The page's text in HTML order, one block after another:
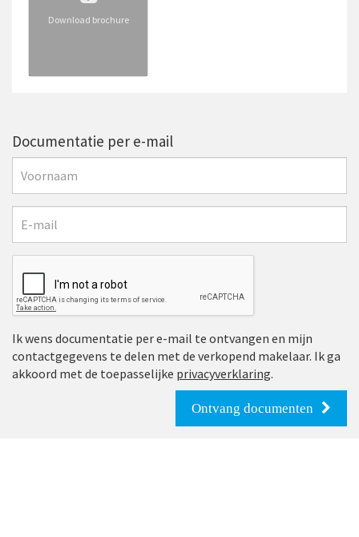
Download brochure
Documentatie per e-mail
Ik wens documentatie per e-mail te ontvangen en mijn
contactgegevens te delen met de verkopend makelaar. Ik ga
akkoord met de toepasselijke privacyverklaring.
Ontvang documenten